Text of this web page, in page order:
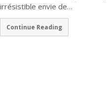
irrésistible envie de…
Continue Reading